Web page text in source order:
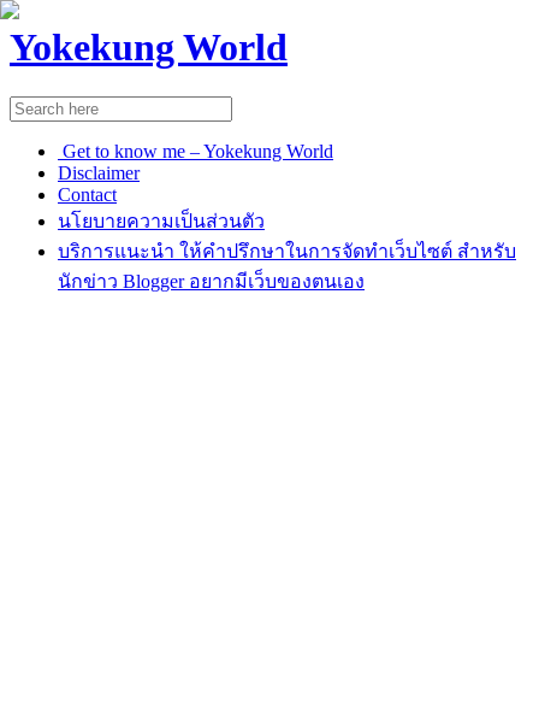
Yokekung World
Get to know me – Yokekung World
Disclaimer
Contact
นโยบายความเป็นส่วนตัว
บริการแนะนำ ให้คำปรึกษาในการจัดทำเว็บไซต์ สำหรับ
นักข่าว Blogger อยากมีเว็บของตนเอง